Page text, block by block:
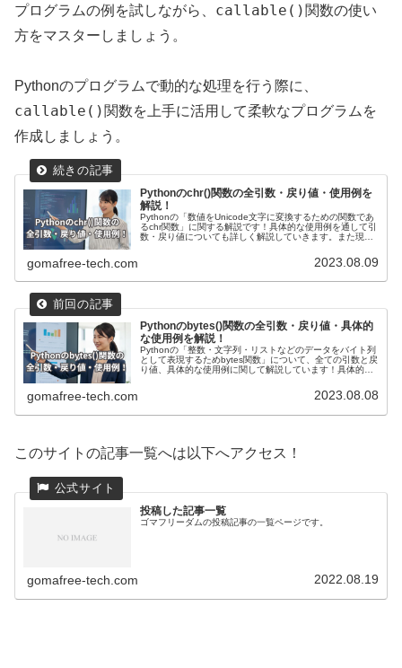
プログラムの例を試しながら、 callable() 関数の使い
方をマスターしましょう。
Pythonのプログラムで動的な処理を行う際に、
callable() 関数を上手に活用して柔軟なプログラムを
作成しましょう。
Pythonのchr()関数の全引数・戻り値・使用例を
解説！
Pythonの「数値をUnicode文字に変換するための関数であ
るchr関数」に関する解説です！具体的な使用例を通して引
数・戻り値についても詳しく解説していきます。また現場
gomafree-tech.com 2023.08.09
Pythonのbytes()関数の全引数・戻り値・具体的
な使用例を解説！
Pythonの「整数・文字列・リストなどのデータをバイト列
として表現するためbytes関数」について、全ての引数と戻
り値、具体的な使用例に関して解説しています！具体的な
ってバイト列に変換する方法や応用例を紹介しています。
gomafree-tech.com 2023.08.08
このサイトの記事一覧へは以下へアクセス！
投稿した記事一覧
ゴマフリーダムの投稿記事の一覧ページです。
gomafree-tech.com 2022.08.19